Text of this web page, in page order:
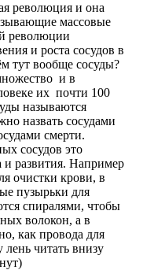
революция и она
массовые
революции
и роста сосудов в
тут вообще сосуды?
и в
их почти 100
называются
назвать сосудами
смерти.
сосудов это
и развития. Например
очистки крови, в
пузырьки для
спиралями, чтобы
волокон, а в
как провода для
читать внизу